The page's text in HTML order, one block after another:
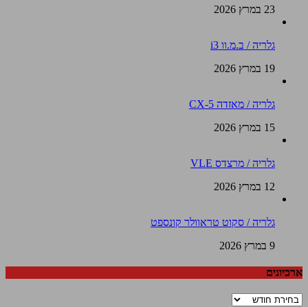
23 במרץ 2026
גלריה / ב.מ.וו i3
19 במרץ 2026
גלריה / מאזדה CX-5
15 במרץ 2026
גלריה / מרצדס VLE
12 במרץ 2026
גלריה / סקוט טראוולר קונספט
9 במרץ 2026
ארכיונים
ארכיונים